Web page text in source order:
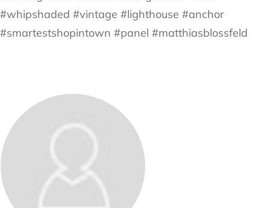
#whipshaded #vintage #lighthouse #anchor
#smartestshopintown #panel #matthiasblossfeld